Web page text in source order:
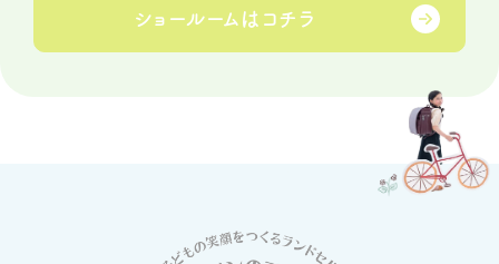
ショールームは コチラ